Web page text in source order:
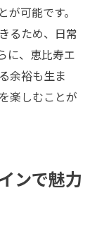
可能です。
るため、日常
に、恵比寿エ
余裕も生ま
楽しむことが
ンで魅力